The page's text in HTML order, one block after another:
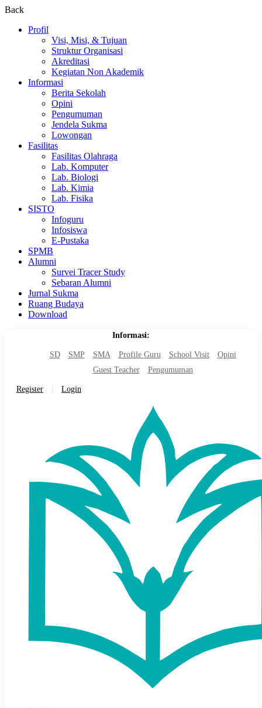
Back
Profil
Visi, Misi, & Tujuan
Struktur Organisasi
Akreditasi
Kegiatan Non Akademik
Informasi
Berita Sekolah
Opini
Pengumuman
Jendela Sukma
Lowongan
Fasilitas
Fasilitas Olahraga
Lab. Komputer
Lab. Biologi
Lab. Kimia
Lab. Fisika
SISTO
Infoguru
Infosiswa
E-Pustaka
SPMB
Alumni
Survei Tracer Study
Sebaran Alumni
Jurnal Sukma
Ruang Budaya
Download
Informasi:
SD SMP SMA Profile Guru School Visit
Opini
Guest Teacher
Pengumuman
Register Login